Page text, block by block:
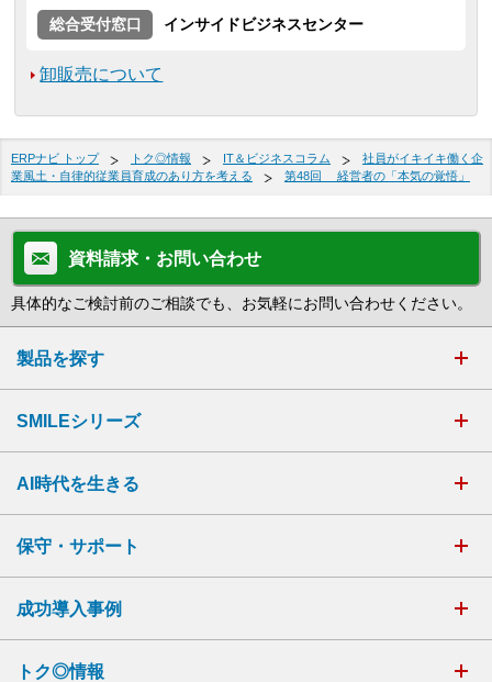
総合受付窓口
インサイドビジネスセンター
卸販売について
ERPナビ トップ トク◎情報 IT＆ビジネスコラム
社員がイキイキ働く企
業風土・自律的従業員育成のあり方を考える
第48回 経営者の「本気の覚悟」
資料請求・お問い合わせ
具体的なご検討前のご相談でも、お気軽にお問い合わせください。
製品を探す
SMILEシリーズ
AI時代を生きる
保守・サポート
成功導入事例
トク◎情報